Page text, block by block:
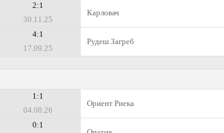
2:1
30.11.25
Карловач
4:1
17.09.25
Рудеш Загреб
1:1
04.08.26
Ориент Риека
0:1